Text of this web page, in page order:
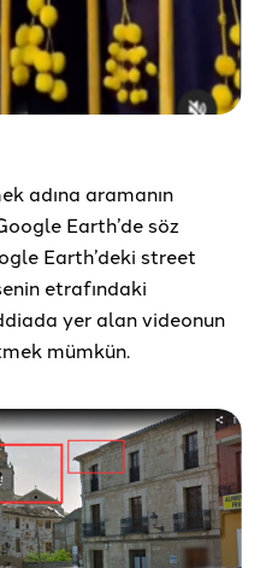
adına aramanın
Earth’de söz
Earth’deki street
etrafındaki
yer alan videonun
mümkün.